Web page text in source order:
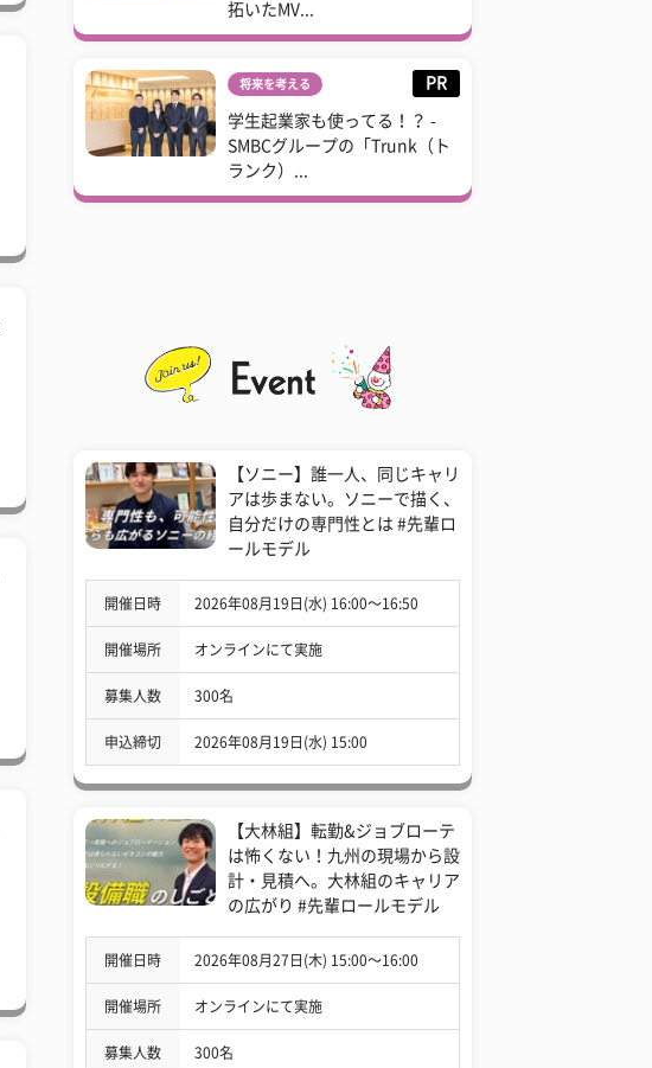
拓いたMV...
将来を考える PR
学生起業家も使ってる！？ -
SMBCグループの「Trunk（ト
ランク）...
【ソニー】誰一人、同じキャリ
アは歩まない。ソニーで描く、
自分だけの専門性とは #先輩ロ
ールモデル
開催日時 2026年08月19日(水) 16:00〜16:50
開催場所 オンラインにて実施
募集人数 300名
申込締切 2026年08月19日(水) 15:00
【大林組】転勤&ジョブローテ
は怖くない！九州の現場から設
計・見積へ。大林組のキャリア
の広がり #先輩ロールモデル
開催日時 2026年08月27日(木) 15:00〜16:00
開催場所 オンラインにて実施
募集人数 300名